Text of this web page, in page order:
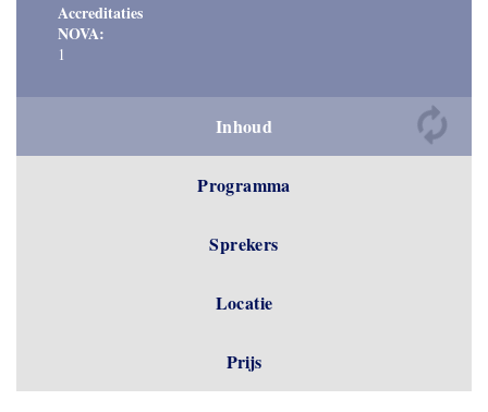
Accreditaties
NOVA:
1
Inhoud
Programma
Sprekers
Locatie
Prijs